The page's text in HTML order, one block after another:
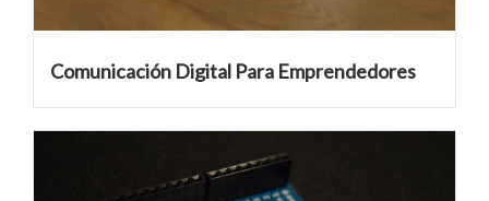
Comunicación Digital Para Emprendedores